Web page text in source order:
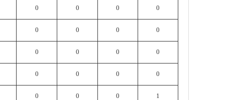
0 0 0 0
0 0 0 0
0 0 0 0
0 0 0 0
0 0 0 1